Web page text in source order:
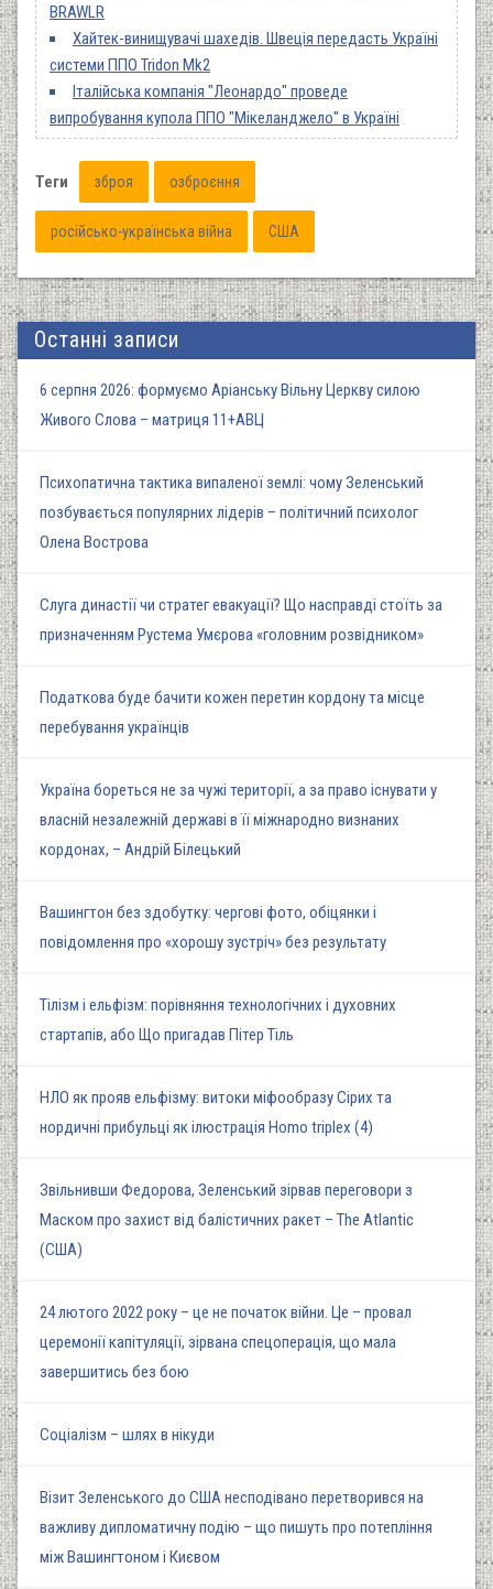
BRAWLR
Хайтек-винищувачі шахедів. Швеція передасть Україні
системи ППО Tridon Mk2
Італійська компанія "Леонардо" проведе
випробування купола ППО "Мікеланджело" в Україні
Теги зброя озброєння
російсько-українська війна США
Останні записи
6 серпня 2026: формуємо Аріанську Вільну Церкву силою
Живого Слова – матриця 11+АВЦ
Психопатична тактика випаленої землі: чому Зеленський
позбувається популярних лідерів – політичний психолог
Олена Вострова
Слуга династії чи стратег евакуації? Що насправді стоїть за
призначенням Рустема Умєрова «головним розвідником»
Податкова буде бачити кожен перетин кордону та місце
перебування українців
Україна бореться не за чужі території, а за право існувати у
власній незалежній державі в її міжнародно визнаних
кордонах, – Андрій Білецький
Вашингтон без здобутку: чергові фото, обіцянки і
повідомлення про «хорошу зустріч» без результату
Тілізм і ельфізм: порівняння технологічних і духовних
стартапів, або Що пригадав Пітер Тіль
НЛО як прояв ельфізму: витоки міфообразу Сірих та
нордичні прибульці як ілюстрація Homo triplex (4)
Звільнивши Федорова, Зеленський зірвав переговори з
Маском про захист від балістичних ракет – The Atlantic
(США)
24 лютого 2022 року – це не початок війни. Це – провал
церемонії капітуляції, зірвана спецоперація, що мала
завершитись без бою
Соціалізм – шлях в нікуди
Візит Зеленського до США несподівано перетворився на
важливу дипломатичну подію – що пишуть про потепління
між Вашингтоном і Києвом